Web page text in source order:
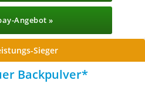
Angebot »
Sieger
Backpulver